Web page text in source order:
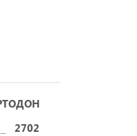
2702